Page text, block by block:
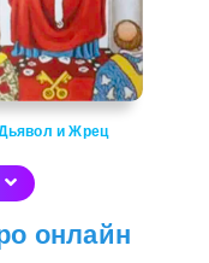
и Жрец
онлайн